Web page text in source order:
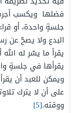
فضلها ويكسب
جلسةٍ واحدة، أو
البدع ولا يصحّ عن
يقرأ ما يسّر له
يقرأها في جلسةٍ
ويمكن للعبد أن
على أن لا يترك
ووقته.[5]